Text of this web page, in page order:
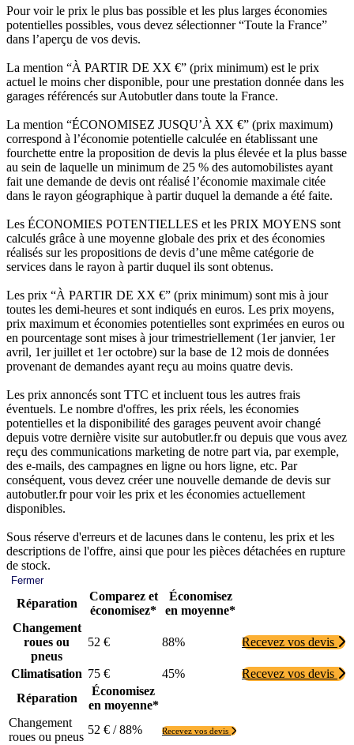
Pour voir le prix le plus bas possible et les plus larges économies
potentielles possibles, vous devez sélectionner “Toute la France”
dans l’aperçu de vos devis.
La mention “À PARTIR DE XX €” (prix minimum) est le prix
actuel le moins cher disponible, pour une prestation donnée dans les
garages référencés sur Autobutler dans toute la France.
La mention “ÉCONOMISEZ JUSQU’À XX €” (prix maximum)
correspond à l’économie potentielle calculée en établissant une
fourchette entre la proposition de devis la plus élevée et la plus basse
au sein de laquelle un minimum de 25 % des automobilistes ayant
fait une demande de devis ont réalisé l’économie maximale citée
dans le rayon géographique à partir duquel la demande a été faite.
Les ÉCONOMIES POTENTIELLES et les PRIX MOYENS sont
calculés grâce à une moyenne globale des prix et des économies
réalisés sur les propositions de devis d’une même catégorie de
services dans le rayon à partir duquel ils sont obtenus.
Les prix “À PARTIR DE XX €” (prix minimum) sont mis à jour
toutes les demi-heures et sont indiqués en euros. Les prix moyens,
prix maximum et économies potentielles sont exprimées en euros ou
en pourcentage sont mises à jour trimestriellement (1er janvier, 1er
avril, 1er juillet et 1er octobre) sur la base de 12 mois de données
provenant de demandes ayant reçu au moins quatre devis.
Les prix annoncés sont TTC et incluent tous les autres frais
éventuels. Le nombre d'offres, les prix réels, les économies
potentielles et la disponibilité des garages peuvent avoir changé
depuis votre dernière visite sur autobutler.fr ou depuis que vous avez
reçu des communications marketing de notre part via, par exemple,
des e-mails, des campagnes en ligne ou hors ligne, etc. Par
conséquent, vous devez créer une nouvelle demande de devis sur
autobutler.fr pour voir les prix et les économies actuellement
disponibles.
Sous réserve d'erreurs et de lacunes dans le contenu, les prix et les
descriptions de l'offre, ainsi que pour les pièces détachées en rupture
de stock.
Fermer
Réparation
Comparez et
économisez*
Économisez
en moyenne*
Changement
roues ou
pneus
52 € 88% Recevez vos devis
Climatisation 75 € 45%
Recevez vos devis
Réparation
Économisez
en moyenne*
Changement
roues ou pneus
52 € / 88% Recevez vos devis